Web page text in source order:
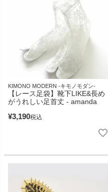
KIMONO MODERN -キモノモダン-
【レース足袋】靴下LIKE&長め
がうれしい足首丈 - amanda
¥3,190税込